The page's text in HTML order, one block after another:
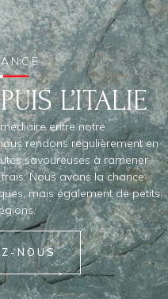
L’ITALIE
entre notre
rendons régulièrement en
savoureuses à ramener
Nous avons la chance
mais également de petits
NOUS